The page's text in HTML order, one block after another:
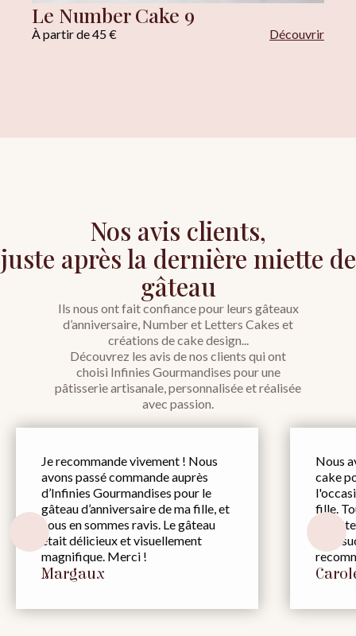
Le Number Cake 9
À partir de 45 € Découvrir
Nos avis clients,
juste après la dernière miette de
gâteau
Ils nous ont fait confiance pour leurs gâteaux
d’anniversaire, Number et Letters Cakes et
créations de cake design...
Découvrez les avis de nos clients qui ont
choisi Infinies Gourmandises pour une
pâtisserie artisanale, personnalisée et réalisée
avec passion.
Je recommande vivement ! Nous
avons passé commande auprès
d’Infinies Gourmandises pour le
gâteau d’anniversaire de ma fille, et
nous en sommes ravis. Le gâteau
était délicieux et visuellement
magnifique. Merci !
Margaux
Nous
cake
fille.
du
trop